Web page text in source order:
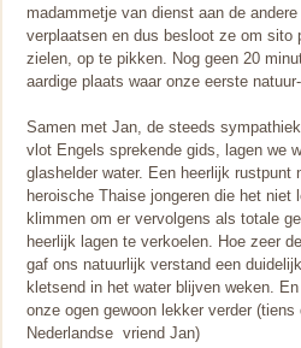
madammetje van dienst aan de
verplaatsen en dus besloot ze om
zielen, op te pikken. Nog geen 20
aardige plaats waar onze eerste
Samen met Jan, de steeds
vlot Engels sprekende gids, lagen we
glashelder water. Een heerlijk
heroische Thaise jongeren die het
klimmen om er vervolgens als totale
heerlijk lagen te verkoelen. Hoe zeer
gaf ons natuurlijk verstand een
kletsend in het water blijven weken.
onze ogen gewoon lekker verder
Nederlandse vriend Jan)